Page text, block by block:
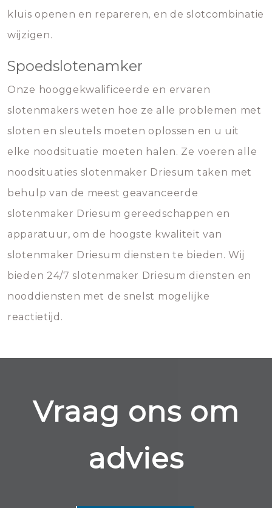
kluis openen en repareren, en de slotcombinatie
wijzigen.
Spoedslotenamker
Onze hooggekwalificeerde en ervaren
slotenmakers weten hoe ze alle problemen met
sloten en sleutels moeten oplossen en u uit
elke noodsituatie moeten halen. Ze voeren alle
noodsituaties slotenmaker Driesum taken met
behulp van de meest geavanceerde
slotenmaker Driesum gereedschappen en
apparatuur, om de hoogste kwaliteit van
slotenmaker Driesum diensten te bieden. Wij
bieden 24/7 slotenmaker Driesum diensten en
nooddiensten met de snelst mogelijke
reactietijd.
Vraag ons om
advies